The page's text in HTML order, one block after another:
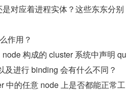
对应着进程实体？这些东东分别
作用？
构成的 cluster 系统中声明 qu
及进行 binding 会有什么不同？
中的任意 node 上是否都能正常工